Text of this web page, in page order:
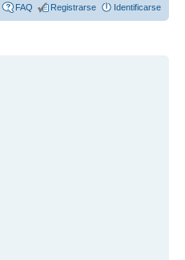
FAQ Registrarse Identificarse